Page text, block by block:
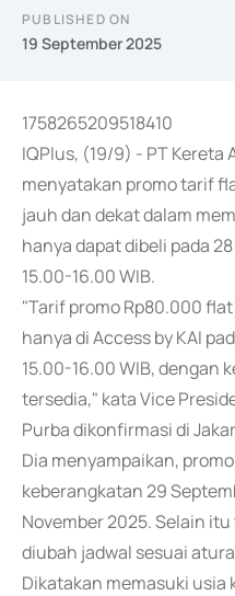
PUBLISHED ON
19 September 2025
1758265209518410
IQPlus, (19/9) - PT Kereta
menyatakan promo tarif
jauh dan dekat dalam
hanya dapat dibeli pada
15.00-16.00 WIB.
"Tarif promo Rp80.000
hanya di Access by KAI
15.00-16.00 WIB, dengan
tersedia," kata Vice
Purba dikonfirmasi di
Dia menyampaikan,
keberangkatan 29
November 2025. Selain
diubah jadwal sesuai
Dikatakan memasuki usia